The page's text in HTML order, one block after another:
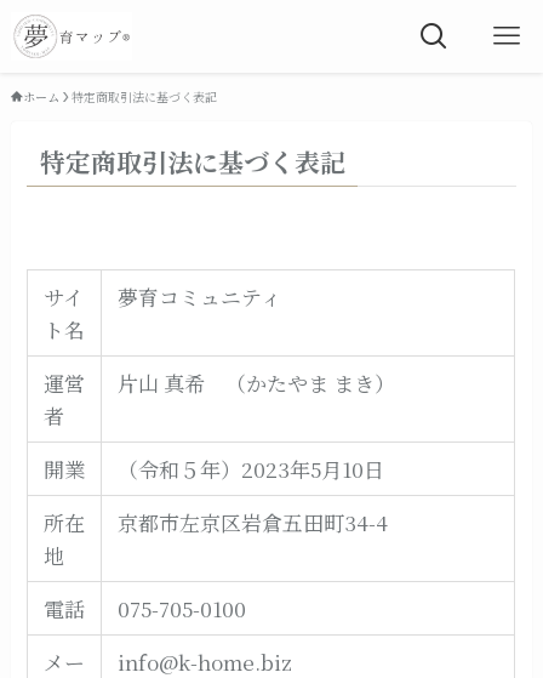
ホーム 特定商取引法に基づく表記
特定商取引法に基づく表記
サイ
ト名
夢育コミュニティ
運営
者
片山 真希 （かたやま まき）
開業
（令和５年）2023年5月10日
所在
地
京都市左京区岩倉五田町34-4
電話
075-705-0100
メー
info@k-home.biz